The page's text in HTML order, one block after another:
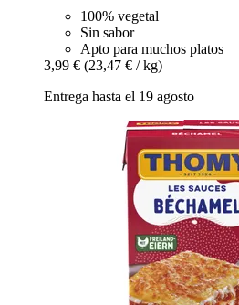
100% vegetal
Sin sabor
Apto para muchos platos
3,99 € (23,47 € / kg)
Entrega hasta el 19 agosto